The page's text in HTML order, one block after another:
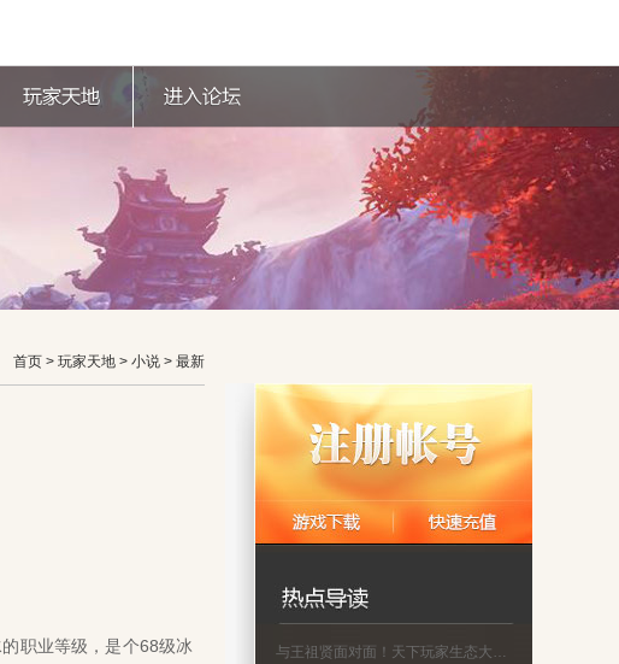
首页 > 玩家天地 > 小说 > 最新
职业等级，是个68级冰
与王祖贤面对面！天下玩家生态大会名单公示